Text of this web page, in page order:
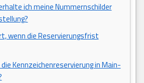
ich meine Nummernschilder
wenn die Reservierungsfrist
Kennzeichenreservierung in Main-